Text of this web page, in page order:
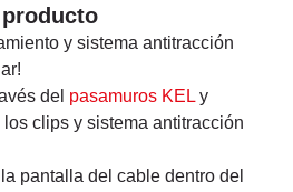
y sistema antitracción
del pasamuros KEL y
los clips y sistema antitracción
pantalla del cable dentro del